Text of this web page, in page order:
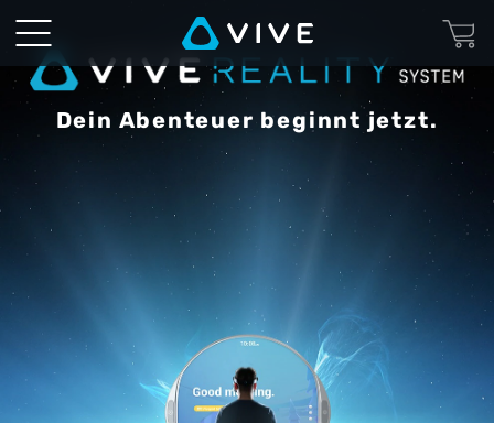
Alles,
was
Du
für
eine
unglaubliche
Reise
benötigst
Dein Abenteuer beginnt jetzt.